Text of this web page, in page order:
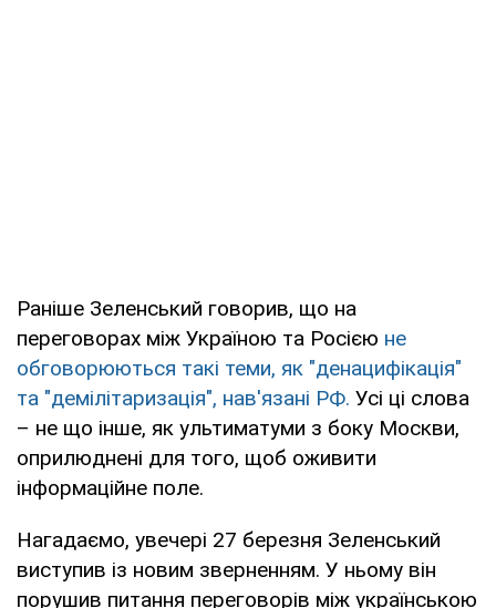
Раніше Зеленський говорив, що на
переговорах між Україною та Росією не
обговорюються такі теми, як "денацифікація"
та "демілітаризація", нав'язані РФ. Усі ці слова
– не що інше, як ультиматуми з боку Москви,
оприлюднені для того, щоб оживити
інформаційне поле.
Нагадаємо, увечері 27 березня Зеленський
виступив із новим зверненням. У ньому він
порушив питання переговорів між українською